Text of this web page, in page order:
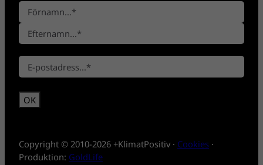
N
a
n
*
F
ö
r
a
m
n
t
e
m
n
E
-
*
Copyright © 2010-2026 +KlimatPositiv · Cookies ·
Produktion: GoldLife